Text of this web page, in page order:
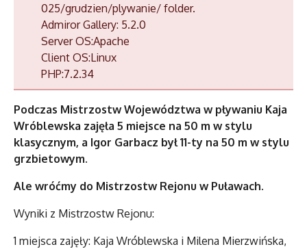
025/grudzien/plywanie/ folder.
Admiror Gallery: 5.2.0
Server OS:Apache
Client OS:Linux
PHP:7.2.34
Podczas Mistrzostw Województwa w pływaniu Kaja
Wróblewska zajęła 5 miejsce na 50 m w stylu
klasycznym, a Igor Garbacz był 11-ty na 50 m w stylu
grzbietowym.
Ale wróćmy do Mistrzostw Rejonu w Puławach.
Wyniki z Mistrzostw Rejonu:
1 miejsca zajęły: Kaja Wróblewska i Milena Mierzwińska,